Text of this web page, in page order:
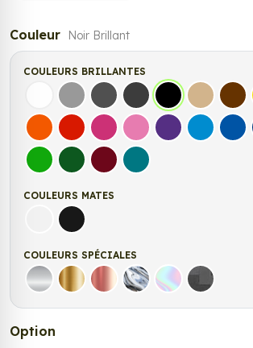
Couleur Noir Brillant
COULEURS BRILLANTES
Blanc Gris Gris FoncéGris Anthracite
Noir Beige
OrangeRouge FuchsiaRose Violet Bleu clair
Vert clairVert FoncéBordeauxTurquoise
COULEURS MATES
Blanc matNoir mat
COULEURS SPÉCIALES
Argent Or Rose Gold
ChromeHolographique
Carbone
Option